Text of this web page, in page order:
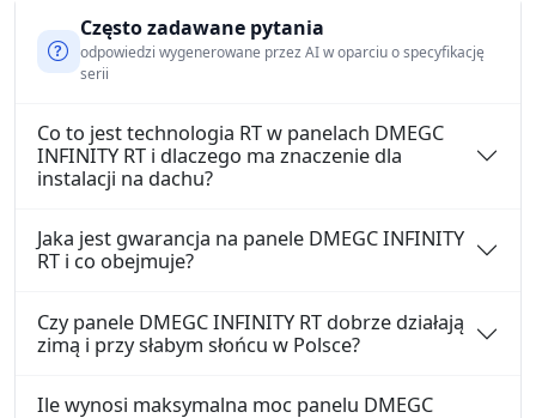
Często zadawane pytania
odpowiedzi wygenerowane przez AI w oparciu o specyfikację
serii
Co to jest technologia RT w panelach DMEGC
INFINITY RT i dlaczego ma znaczenie dla
instalacji na dachu?
Jaka jest gwarancja na panele DMEGC INFINITY
RT i co obejmuje?
Czy panele DMEGC INFINITY RT dobrze działają
zimą i przy słabym słońcu w Polsce?
Ile wynosi maksymalna moc panelu DMEGC